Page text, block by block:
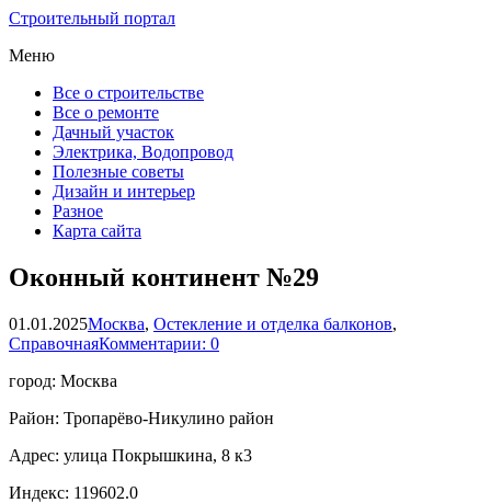
Строительный портал
Меню
Все о строительстве
Все о ремонте
Дачный участок
Электрика, Водопровод
Полезные советы
Дизайн и интерьер
Разное
Карта сайта
Оконный континент №29
01.01.2025Москва, Остекление и отделка балконов,
СправочнаяКомментарии: 0
город: Москва
Район: Тропарёво-Никулино район
Адрес: улица Покрышкина, 8 к3
Индекс: 119602.0